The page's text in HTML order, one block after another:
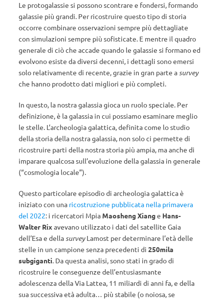
Le protogalassie si possono scontrare e fondersi, formando
galassie più grandi. Per ricostruire questo tipo di storia
occorre combinare osservazioni sempre più dettagliate
con simulazioni sempre più sofisticate. E mentre il quadro
generale di ciò che accade quando le galassie si formano ed
evolvono esiste da diversi decenni, i dettagli sono emersi
solo relativamente di recente, grazie in gran parte asurvey
che hanno prodotto dati migliori e più completi.
In questo, la nostra galassia gioca un ruolo speciale. Per
definizione, è la galassia in cui possiamo esaminare meglio
le stelle. L’archeologia galattica, definita come lo studio
della storia della nostra galassia, non solo ci permette di
ricostruire parti della nostra storia più ampia, ma anche di
imparare qualcosa sull’evoluzione della galassia in generale
(“cosmologia locale”).
Questo particolare episodio di archeologia galattica è
iniziato con una ricostruzione pubblicata nella primavera
del 2022: i ricercatori Mpia Maosheng Xiange Hans-
Walter Rixavevano utilizzato i dati del satellite Gaia
dell’Esa e dellasurveyLamost per determinare l’età delle
stelle in un campione senza precedenti di 250mila
subgiganti. Da questa analisi, sono stati in grado di
ricostruire le conseguenze dell’entusiasmante
adolescenza della Via Lattea, 11 miliardi di anni fa, e della
sua successiva età adulta… più stabile (o noiosa, se